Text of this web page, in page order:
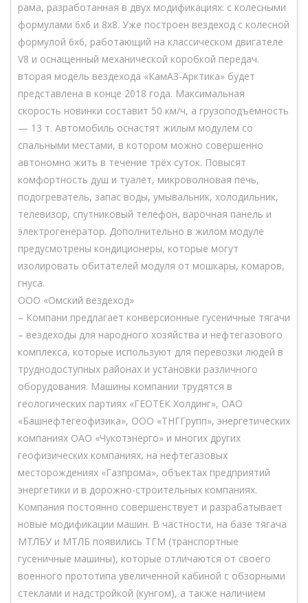
рама, разработанная в двух модификациях: с колесными
формулами 6х6 и 8х8. Уже построен вездеход с колесной
формулой 6х6, работающий на классическом двигателе
V8 и оснащенный механической коробкой передач.
вторая модель вездехода «КамАЗ-Арктика» будет
представлена в конце 2018 года. Максимальная
скорость новинки составит 50 км/ч, а грузоподъемность
— 13 т. Автомобиль оснастят жилым модулем со
спальными местами, в котором можно совершенно
автономно жить в течение трёх суток. Повысят
комфортность душ и туалет, микроволновая печь,
подогреватель, запас воды, умывальник, холодильник,
телевизор, спутниковый телефон, варочная панель и
электрогенератор. Дополнительно в жилом модуле
предусмотрены кондиционеры, которые могут
изолировать обитателей модуля от мошкары, комаров,
гнуса.
ООО «Омский вездеход»
– Компани предлагает конверсионные гусеничные тягачи
– вездеходы для народного хозяйства и нефтегазового
комплекса, которые используют для перевозки людей в
труднодоступных районах и установки различного
оборудования. Машины компании трудятся в
геологических партиях «ГЕОТЕК Холдинг», ОАО
«Башнефтегеофизика», ООО «ТНГГрупп», энергетических
компаниях ОАО «Чукотэнерго» и многих других
геофизических компаниях, на нефтегазовых
месторождениях «Газпрома», объектах предприятий
энергетики и в дорожно-строительных компаниях.
Компания постоянно совершенствует и разрабатывает
новые модификации машин. В частности, на базе тягача
МТЛБУ и МТЛБ появились ТГМ (транспортные
гусеничные машины), которые отличаются от своего
военного прототипа увеличенной кабиной с обзорными
стеклами и надстройкой (кунгом), а также наличием